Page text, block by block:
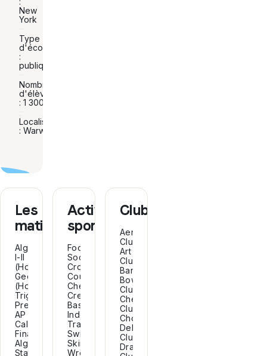
New
York
Type
d'école
:
publique
Nombre
d'élèves
: 1 300
Localisation
: Warwick
Les
matières
Algebra
I-II
(Honors),
Geometry
(Honors),
Trigonometry,
Precalculus,
AP
Calculus,
Financial
Algebra,
Statistics,
Activités
sportives
Football,
Soccer,
Cross
Country,
Cheerleading,
Crew,
Basketball,
Indoor
Track,
Swimming,
Skiing,
Wrestling,
Clubs
Aerospace
Club,
Art
Club,
Band,
Bowling
Club,
Chess
Club,
Chorus,
Debate
Club,
Drama